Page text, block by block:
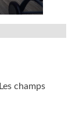
Les champs